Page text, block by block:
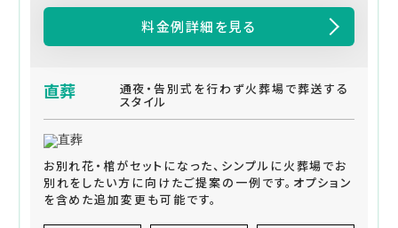
料金例詳細を見る
直葬 通夜・告別式を行わず火葬場で葬送する
スタイル
お別れ花・棺がセットになった、シンプルに火葬場でお
別れをしたい方に向けたご提案の一例です。オプション
を含めた追加変更も可能です。